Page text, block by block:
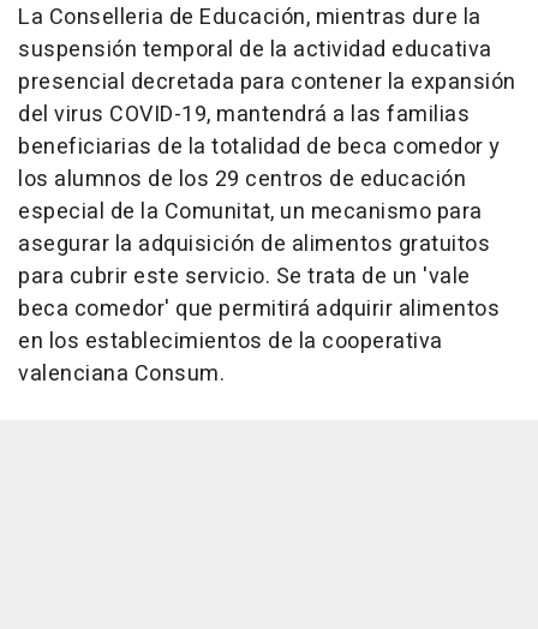
La Conselleria de Educación, mientras dure la
suspensión temporal de la actividad educativa
presencial decretada para contener la expansión
del virus COVID-19, mantendrá a las familias
beneficiarias de la totalidad de beca comedor y
los alumnos de los 29 centros de educación
especial de la Comunitat, un mecanismo para
asegurar la adquisición de alimentos gratuitos
para cubrir este servicio. Se trata de un 'vale
beca comedor' que permitirá adquirir alimentos
en los establecimientos de la cooperativa
valenciana Consum.